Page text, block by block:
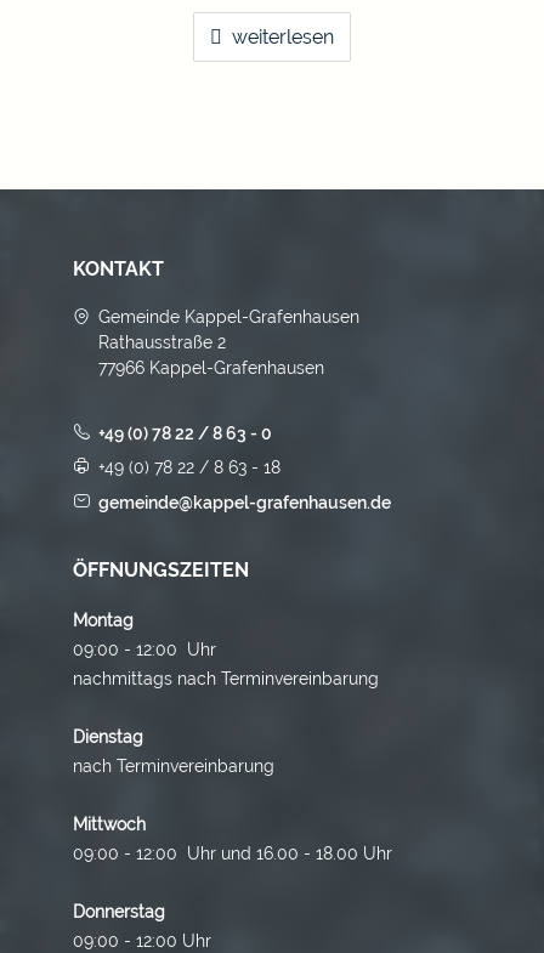
weiterlesen
KONTAKT
Gemeinde Kappel-Grafenhausen
Rathausstraße 2
77966 Kappel-Grafenhausen
+49 (0) 78 22 / 8 63 - 0
+49 (0) 78 22 / 8 63 - 18
gemeinde@kappel-grafenhausen.de
ÖFFNUNGSZEITEN
Montag
09:00 - 12:00 Uhr
nachmittags nach Terminvereinbarung
Dienstag
nach Terminvereinbarung
Mittwoch
09:00 - 12:00 Uhr und 16.00 - 18.00 Uhr
Donnerstag
09:00 - 12:00 Uhr